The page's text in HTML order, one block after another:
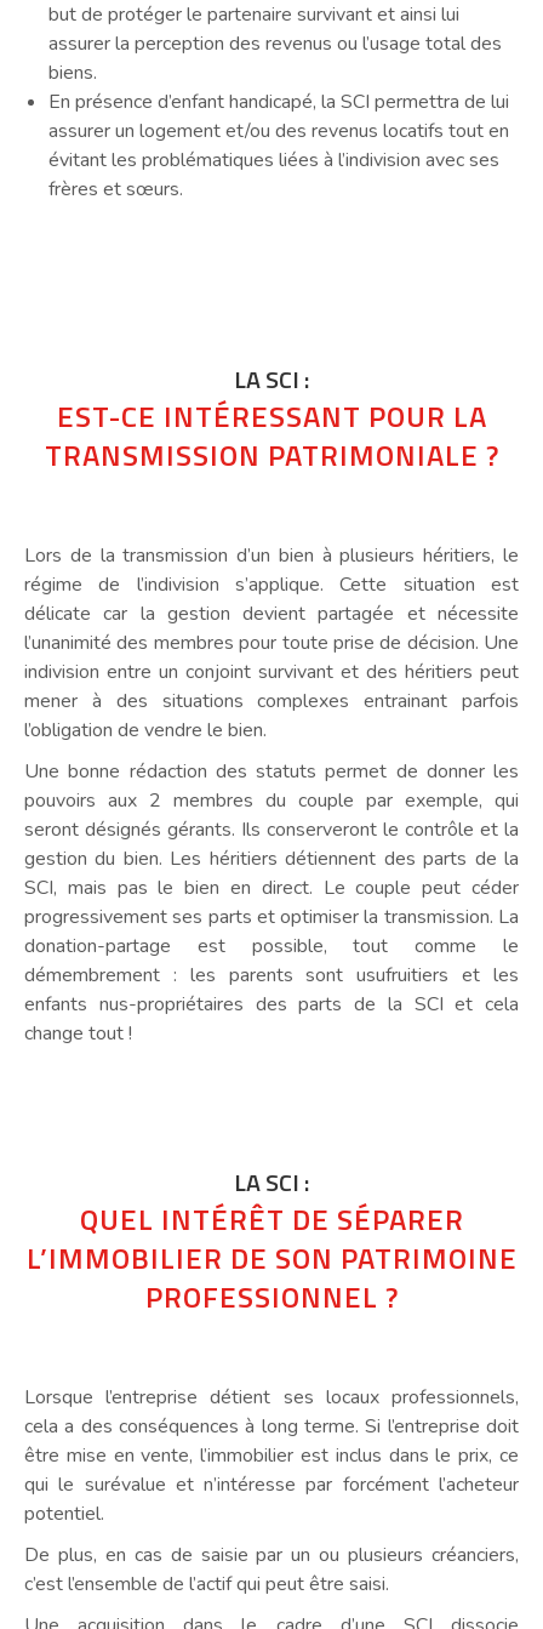
but de protéger le partenaire survivant et ainsi lui
assurer la perception des revenus ou l’usage total des
biens.
En présence d’enfant handicapé, la SCI permettra de lui
assurer un logement et/ou des revenus locatifs tout en
évitant les problématiques liées à l’indivision avec ses
frères et sœurs.
LA SCI :
EST-CE INTÉRESSANT POUR LA
TRANSMISSION PATRIMONIALE ?
Lors de la transmission d’un bien à plusieurs héritiers, le
régime de l’indivision s’applique. Cette situation est
délicate car la gestion devient partagée et nécessite
l’unanimité des membres pour toute prise de décision. Une
indivision entre un conjoint survivant et des héritiers peut
mener à des situations complexes entrainant parfois
l’obligation de vendre le bien.
Une bonne rédaction des statuts permet de donner les
pouvoirs aux 2 membres du couple par exemple, qui
seront désignés gérants. Ils conserveront le contrôle et la
gestion du bien. Les héritiers détiennent des parts de la
SCI, mais pas le bien en direct. Le couple peut céder
progressivement ses parts et optimiser la transmission. La
donation-partage est possible, tout comme le
démembrement : les parents sont usufruitiers et les
enfants nus-propriétaires des parts de la SCI et cela
change tout !
LA SCI :
QUEL INTÉRÊT DE SÉPARER
L’IMMOBILIER DE SON PATRIMOINE
PROFESSIONNEL ?
Lorsque l’entreprise détient ses locaux professionnels,
cela a des conséquences à long terme. Si l’entreprise doit
être mise en vente, l’immobilier est inclus dans le prix, ce
qui le surévalue et n’intéresse par forcément l’acheteur
potentiel.
De plus, en cas de saisie par un ou plusieurs créanciers,
c’est l’ensemble de l’actif qui peut être saisi.